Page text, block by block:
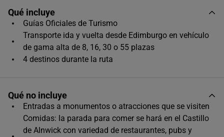
Qué incluye
Guías Oficiales de Turismo
Transporte ida y vuelta desde Edimburgo en vehículo
de gama alta de 8, 16, 30 o 55 plazas
4 destinos durante la ruta
Qué no incluye
Entradas a monumentos o atracciones que se visiten
Comidas: la parada para comer se hará en el Castillo
de Alnwick con variedad de restaurantes, pubs y